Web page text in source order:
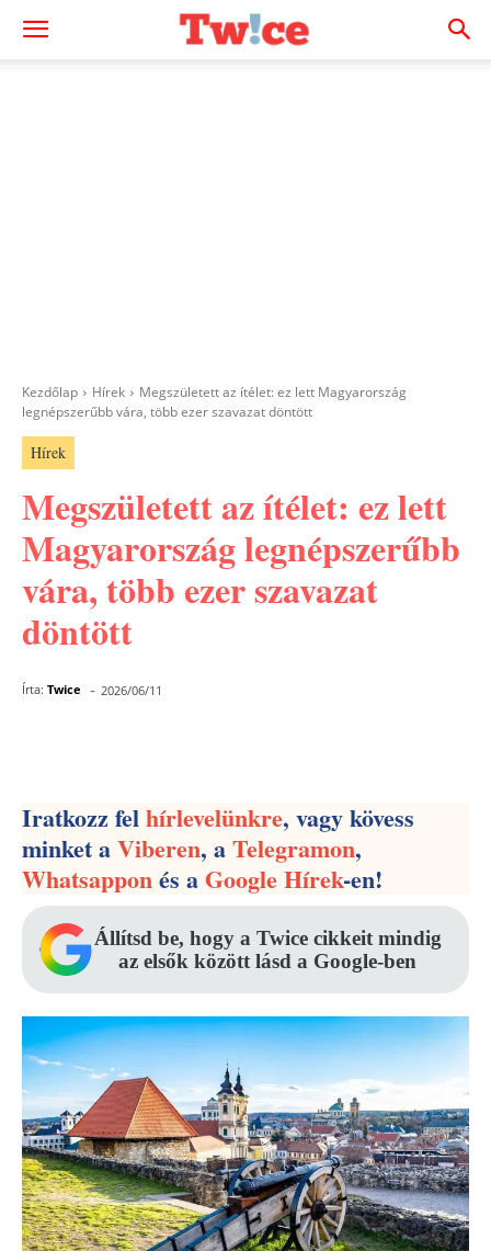
Kezdőlap Hírek
Megszületett az ítélet: ez lett Magyarország
legnépszerűbb vára, több ezer szavazat döntött
Hírek
Megszületett az ítélet: ez lett
Magyarország legnépszerűbb
vára, több ezer szavazat
döntött
Írta: Twice - 2026/06/11
Iratkozz felhírlevelünkre, vagy kövess
minket aViberen, aTelegramon,
Whatsapponés aGoogle Hírek-en!
Állítsd be, hogy a Twice cikkeit mindig
az elsők között lásd a Google-ben